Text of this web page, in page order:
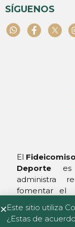
El
Deporte es
administra
fomentar el
©️ 2026
SÍGUENOS
Este sitio utiliza
¿Estas de